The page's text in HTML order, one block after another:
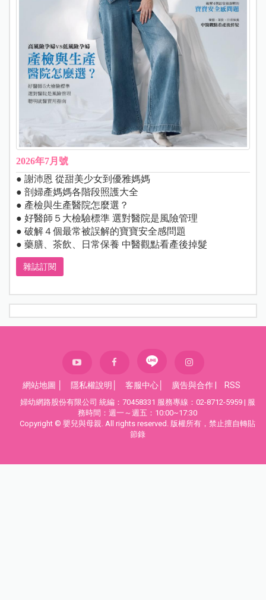
2026年7月號
● 謝沛恩 從甜美少女到優雅媽媽
● 剖婦產媽媽各階段照護大全
● 產檢與生產醫院怎麼選？
● 好醫師５大檢驗標準 選對醫院是風險管理
● 破解４個最常被誤解的寶寶安全感問題
● 藥膳、茶飲、日常保養 中醫觀點看產後掉髮
雜誌訂閱
網站地圖 隱私權說明 客服中心 廣告與合作 RSS
婦幼網路股份有限公司 統編：70458331 服務專線：02-8712-5959 | 服
務時間：週一～週五：10:00~17:30
Copyright © 嬰兒與母親. All rights reserved. 版權所有，禁止擅自轉貼
節錄